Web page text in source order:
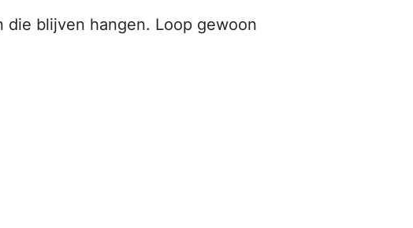
blijven hangen. Loop gewoon